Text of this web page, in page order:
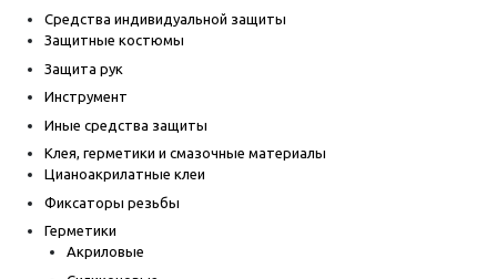
Средства индивидуальной защиты
Защитные костюмы
Защита рук
Инструмент
Иные средства защиты
Клея, герметики и смазочные материалы
Цианоакрилатные клеи
Фиксаторы резьбы
Герметики
Акриловые